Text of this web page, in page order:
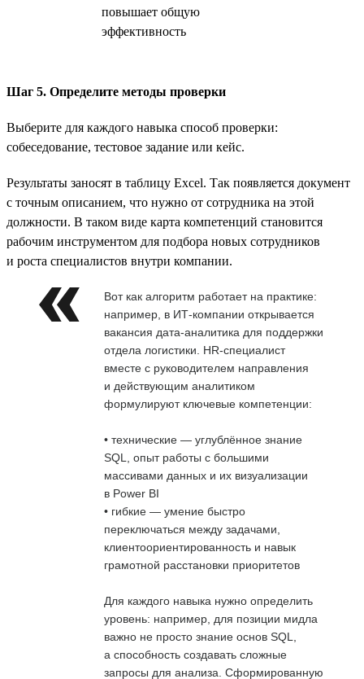
повышает общую
эффективность
Шаг 5. Определите методы проверки
Выберите для каждого навыка способ проверки:
собеседование, тестовое задание или кейс.
Результаты заносят в таблицу Excel. Так появляется документ
с точным описанием, что нужно от сотрудника на этой
должности. В таком виде карта компетенций становится
рабочим инструментом для подбора новых сотрудников
и роста специалистов внутри компании.
Вот как алгоритм работает на практике:
например, в ИТ-компании открывается
вакансия дата-аналитика для поддержки
отдела логистики. HR-специалист
вместе с руководителем направления
и действующим аналитиком
формулируют ключевые компетенции:
• технические — углублённое знание
SQL, опыт работы с большими
массивами данных и их визуализации
в Power BI
• гибкие — умение быстро
переключаться между задачами,
клиентоориентированность и навык
грамотной расстановки приоритетов
Для каждого навыка нужно определить
уровень: например, для позиции мидла
важно не просто знание основ SQL,
а способность создавать сложные
запросы для анализа. Сформированную